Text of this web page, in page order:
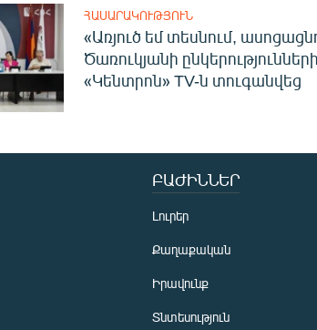
ՀԱՍԱՐԱԿՈՒԹՅՈՒՆ
«Առյուծ եմ տեսնում,
Ծառուկյանի
«Կենտրոն» TV-ն տուգանվեց
ԲԱԺԻՆՆԵՐ
Լուրեր
Քաղաքական
Իրավունք
Տնտեսություն